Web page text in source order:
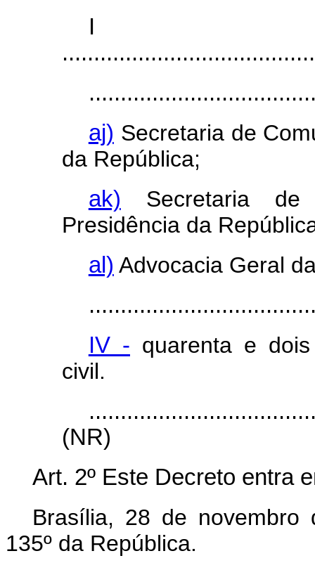
I
aj) Secretaria de
da República;
ak) Secretaria de
Presidência da
al) Advocacia Geral
IV - quarenta e
civil.
(NR)
Art. 2º Este Decreto entra
Brasília, 28 de novembro
135º da República.